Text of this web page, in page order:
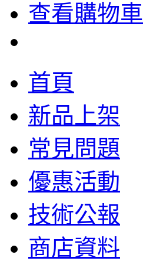
查看購物車
首頁
新品上架
常見問題
優惠活動
技術公報
商店資料